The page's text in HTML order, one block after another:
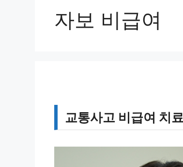
자보 비급여
교통사고 비급여 치